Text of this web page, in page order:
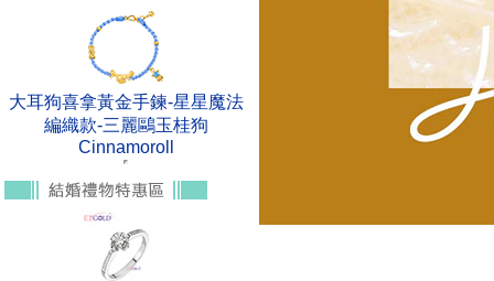
大耳狗喜拿黃金手鍊-星星魔法
編織款-三麗鷗玉桂狗
Cinnamoroll